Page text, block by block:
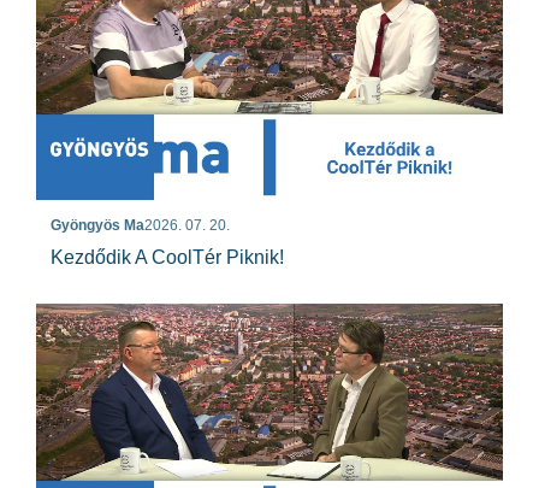
Gyöngyös Ma2026. 07. 20.
Kezdődik A CoolTér Piknik!